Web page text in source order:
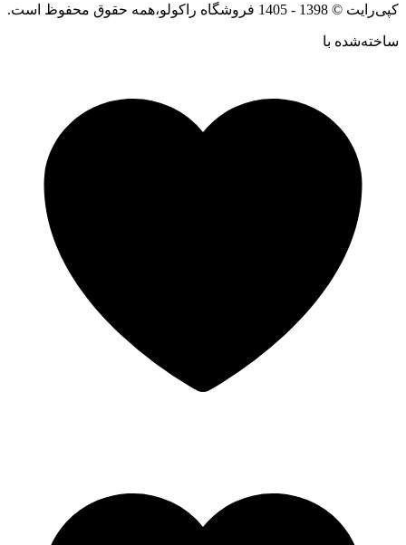
کپی‌رایت © 1398 - 1405 فروشگاه راکولو،همه حقوق محفوظ است.
ساخته‌شده ‌با